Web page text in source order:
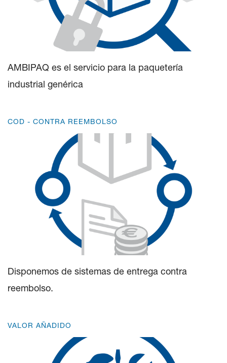
AMBIPAQ es el servicio para la paquetería
industrial genérica
COD - CONTRA REEMBOLSO
Disponemos de sistemas de entrega contra
reembolso.
VALOR AÑADIDO